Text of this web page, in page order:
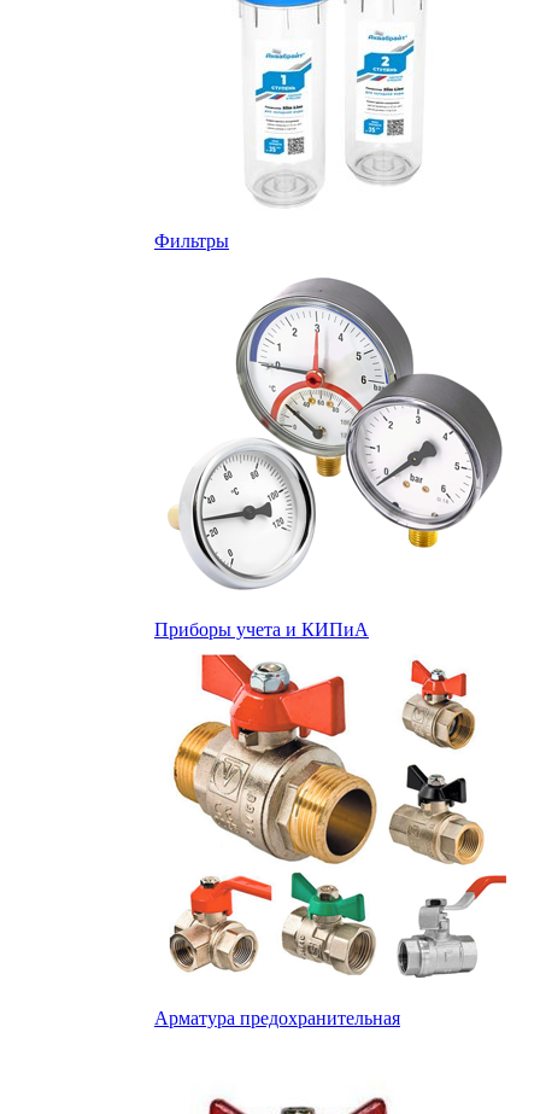
Фильтры
Приборы учета и КИПиА
Арматура предохранительная